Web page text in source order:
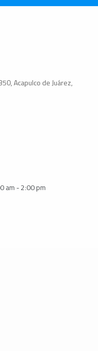
Acapulco de Juárez,
am - 2:00 pm